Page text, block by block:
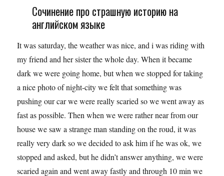
Сочинение про страшную историю на
английском языке
It was saturday, the weather was nice, and i was riding with
my friend and her sister the whole day. When it became
dark we were going home, but when we stopped for taking
a nice photo of night-city we felt that something was
pushing our car we were really scaried so we went away as
fast as possible. Then when we were rather near from our
house we saw a strange man standing on the roud, it was
really very dark so we decided to ask him if he was ok, we
stopped and asked, but he didn’t answer anything, we were
scaried again and went away fastly and through 10 min we